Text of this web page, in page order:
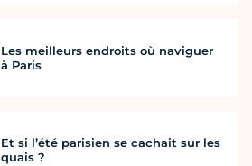
Les meilleurs endroits où naviguer
à Paris
Et si l’été parisien se cachait sur les
quais ?